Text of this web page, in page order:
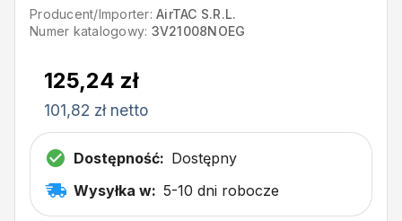
Producent/Importer: AirTAC S.R.L.
Numer katalogowy: 3V21008NOEG
125,24 zł
101,82 zł netto
Dostępność: Dostępny
Wysyłka w: 5-10 dni robocze